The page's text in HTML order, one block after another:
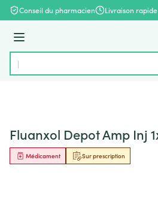
Aller au contenu
Conseil du pharmacien Livraison rapide
Menu
Rechercher
Fluanxol Depot Amp Inj
Sur prescription
Médicament